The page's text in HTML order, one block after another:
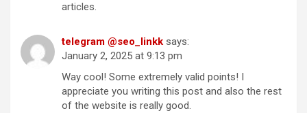
articles.
telegram @seo_linkk says:
January 2, 2025 at 9:13 pm
Way cool! Some extremely valid points! I
appreciate you writing this post and also the rest
of the website is really good.